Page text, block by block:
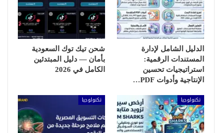
الدليل الشامل لإدارة
المستندات الرقمية:
استراتيجيات تحسين
الإنتاجية وأدوات PDF…
شحن تيك توك السعودية
بأمان — دليل المبتدئين
الكامل في 2026
تكنولوجيا تكنولوجيا